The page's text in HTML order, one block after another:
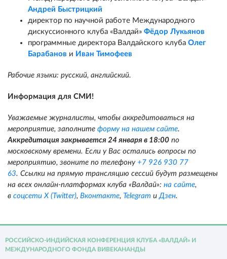
Андрей Быстрицкий
директор по научной работе Международного
дискуссионного клуба «Валдай» Фёдор Лукьянов
программные директора Валдайского клуба Олег
Барабанов и Иван Тимофеев
Рабочие языки: русский, английский.
Информация для СМИ!
Уважаемые журналисты, чтобы аккредитоваться на
мероприятие, заполните форму на нашем сайте.
Аккредитация закрывается 24 января в 18:00 по
московскому времени. Если у Вас остались вопросы по
мероприятию, звоните по телефону +7 926 930 77
63. Ссылки на прямую трансляцию сессий будут размещены
на всех онлайн-платформах клуба «Валдай»: на сайте,
в соцсети X (Twitter), Вконтакте, Telegram иДзен.
РОССИЙСКО-ИНДИЙСКАЯ КОНФЕРЕНЦИЯ КЛУБА «ВАЛДАЙ» И
МЕЖДУНАРОДНОГО ФОНДА ВИВЕКАНАНДЫ